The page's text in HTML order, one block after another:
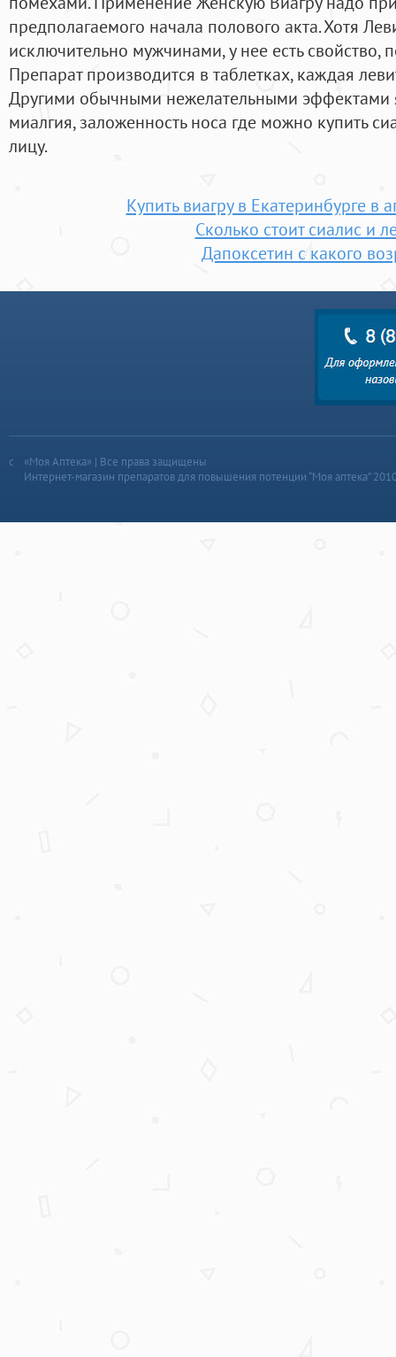
предполагаемого начала полового акта. Хотя
исключительно мужчинами, у нее есть
Препарат производится в таблетках, каждая
Другими обычными нежелательными эффектами
миалгия, заложенность носа где можно купить
лицу.
Купить виагру в Екатеринбурге в
Сколько стоит сиалис и
Дапоксетин с какого
«Моя Аптека» | Все права защищены
Интернет-магазин препаратов для повышения потенции “Моя аптека”